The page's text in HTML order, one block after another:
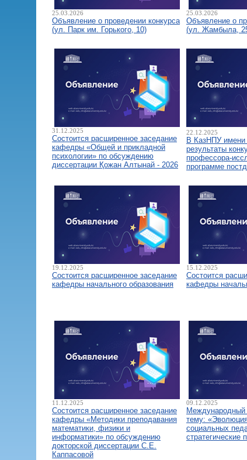
25.03.2026
Объявление о проведении конкурса
(ул. Парк им. Горького, 10)
25.03.2026
Объявление о
(ул. Жамбыла,
31.12.2025
Состоится расширенное заседание
кафедры «Общей и прикладной
психологии» по обсуждению
диссертации Қожан Алтынай - 2026
22.12.2025
В КазНПУ имени
результаты
профессора-
программе
19.12.2025
Состоится расширенное заседание
кафедры начального образования
15.12.2025
Состоится
кафедры
11.12.2025
Состоится расширенное заседание
кафедры «Методики преподавания
математики, физики и
информатики» по обсуждению
докторской диссертации С.Е.
Каппасовой
09.12.2025
Международный
тему:
социальных
стратегические